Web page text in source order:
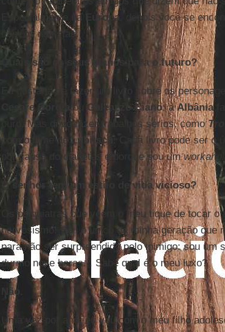
Especialmente na
Europa
, depois você se
com os nazistas.
Quais são os seus planos para o futuro?
Eu gostaria de fazer um livro sobre os
Cesare Borgia ou Galeazzo Ciano: aAlbânia
ouro. Mas devo fazer trabalhos sérios, como
com o filme deLubitsch . Cada livro pode ser o
por causa do diabetes e porque sou um
O senhor tem um estilo de vida vicioso?
Os psiquiatras que veem o meu tique de tocar
nervosismo! Sou o único da minha geração que
para não ser surpreendido pelo inimigo: sou um
durmo nove horas... Sabe qual é o meu luxo?
Não.
Uma vez por ano, eu vou com o meu filho